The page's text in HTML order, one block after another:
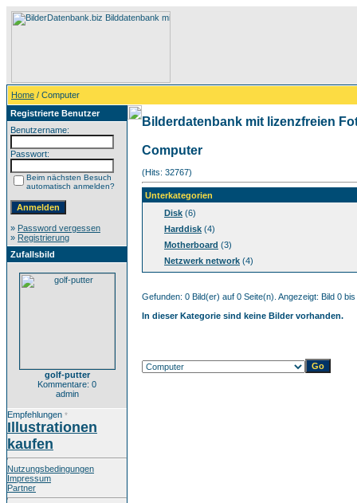
Home / Computer
Registrierte Benutzer
Benutzername:
Passwort:
Beim nächsten Besuch
automatisch anmelden?
» Password vergessen
» Registrierung
Zufallsbild
golf-putter
Kommentare: 0
admin
Empfehlungen *
Illustrationen
kaufen
Nutzungsbedingungen
Impressum
Partner
Bilderdatenbank mit lizenzfreien
Computer
(Hits: 32767)
Unterkategorien
Disk (6)
Harddisk (4)
Motherboard (3)
Netzwerk network (4)
Gefunden: 0 Bild(er) auf 0 Seite(n). Angezeigt: Bild 0 bis
In dieser Kategorie sind keine Bilder vorhanden.